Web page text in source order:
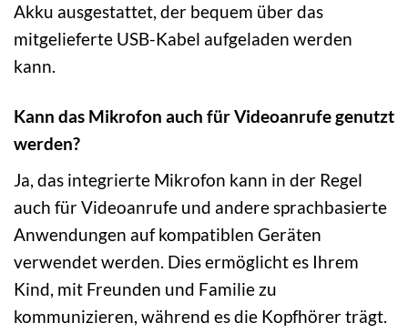
Akku ausgestattet, der bequem über das
mitgelieferte USB-Kabel aufgeladen werden
kann.
Kann das Mikrofon auch für Videoanrufe genutzt
werden?
Ja, das integrierte Mikrofon kann in der Regel
auch für Videoanrufe und andere sprachbasierte
Anwendungen auf kompatiblen Geräten
verwendet werden. Dies ermöglicht es Ihrem
Kind, mit Freunden und Familie zu
kommunizieren, während es die Kopfhörer trägt.